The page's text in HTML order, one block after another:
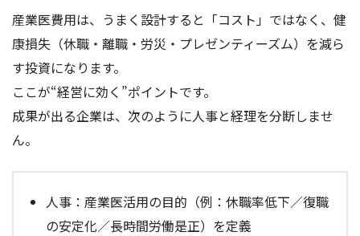
産業医費用は、うまく設計すると「コスト」ではなく、健
康損失（休職・離職・労災・プレゼンティーズム）を減ら
す投資になります。
ここが“経営に効く”ポイントです。
成果が出る企業は、次のように人事と経理を分断しませ
ん。
人事：産業医活用の目的（例：休職率低下／復職
の安定化／長時間労働是正）を定義